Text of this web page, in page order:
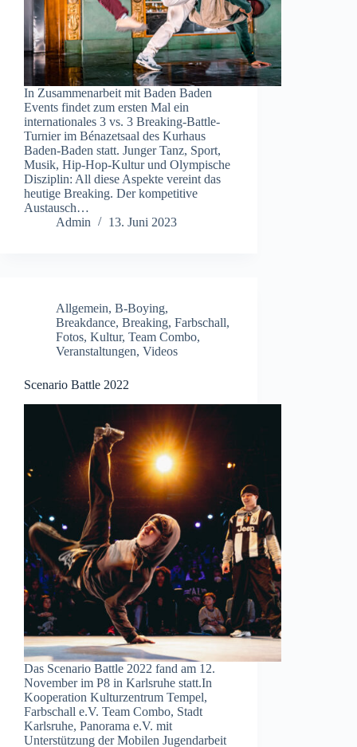
In Zusammenarbeit mit Baden Baden
Events findet zum ersten Mal ein
internationales 3 vs. 3 Breaking-Battle-
Turnier im Bénazetsaal des Kurhaus
Baden-Baden statt. Junger Tanz, Sport,
Musik, Hip-Hop-Kultur und Olympische
Disziplin: All diese Aspekte vereint das
heutige Breaking. Der kompetitive
Austausch…
Admin
13. Juni 2023
Allgemein, B-Boying,
Breakdance, Breaking, Farbschall,
Fotos, Kultur, Team Combo,
Veranstaltungen, Videos
Scenario Battle 2022
Das Scenario Battle 2022 fand am 12.
November im P8 in Karlsruhe statt.In
Kooperation Kulturzentrum Tempel,
Farbschall e.V. Team Combo, Stadt
Karlsruhe, Panorama e.V. mit
Unterstützung der Mobilen Jugendarbeit